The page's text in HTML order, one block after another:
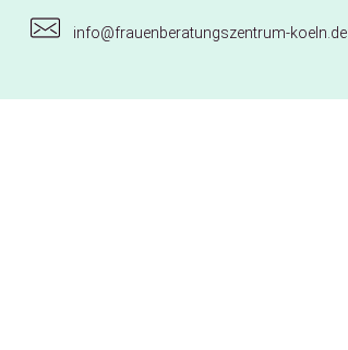
info@frauenberatungszentrum-koeln.de